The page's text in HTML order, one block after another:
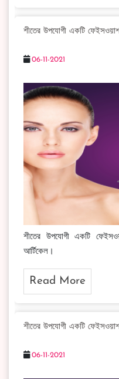
শীতের উপযোগী একটি
06-11-2021
শীতের উপযোগী একটি
আর্টিকেল।
Read More
শীতের উপযোগী একটি
06-11-2021